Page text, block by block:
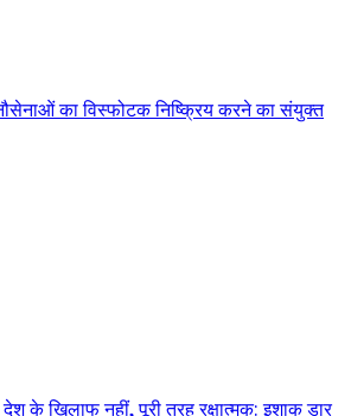
का विस्फोटक निष्क्रिय करने का संयुक्त
देश के खिलाफ नहीं, पूरी तरह रक्षात्मक: इशाक डार